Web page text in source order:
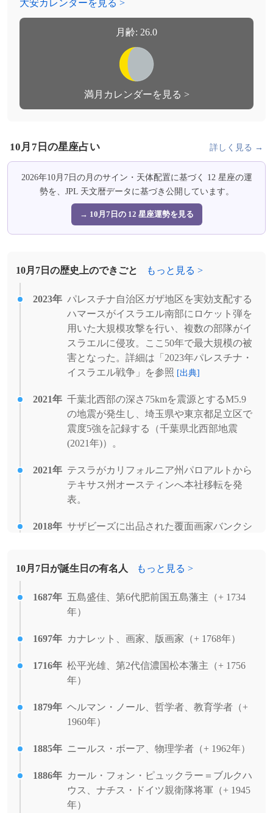
大安カレンダーを見る >
月齢: 26.0
満月カレンダーを見る >
10月7日の星座占い 詳しく見る →
2026年10月7日の月のサイン・天体配置に基づく 12 星座の運
勢を、JPL 天文暦データに基づき公開しています。
→ 10月7日の 12 星座運勢を見る
10月7日の歴史上のできごと もっと見る >
2023年 パレスチナ自治区ガザ地区を実効支配する
ハマースがイスラエル南部にロケット弾を
用いた大規模攻撃を行い、複数の部隊がイ
スラエルに侵攻。ここ50年で最大規模の被
害となった。詳細は「2023年パレスチナ・
イスラエル戦争」を参照 [出典]
2021年 千葉北西部の深さ75kmを震源とするM5.9
の地震が発生し、埼玉県や東京都足立区で
震度5強を記録する（千葉県北西部地震
(2021年)）。
2021年 テスラがカリフォルニア州パロアルトから
テキサス州オースティンへ本社移転を発
表。
2018年 サザビーズに出品された覆面画家バンクシ
額縁に仕込んだシュレッダーによってその
コロンビアのフアン・マヌエル・サントス
により、赤﨑勇、天野浩、中村修二のノー
ベル物理学賞の同時受賞が決定。
2011年 プロ野球のオーナー会議にて、翌年度から
の日本代表の常設が合意。
2008年 約20時間前に発見された小惑星2008 TC3が
た初の事例。
福岡ソフトバンクホークス監督の王貞治が
10月7日が誕生日の有名人 もっと見る >
1687年 五島盛佳、第6代肥前国五島藩主（+ 1734
年）
1697年 カナレット、画家、版画家（+ 1768年）
1716年 松平光雄、第2代信濃国松本藩主（+ 1756
年）
1879年 ヘルマン・ノール、哲学者、教育学者（+
1960年）
1885年 ニールス・ボーア、物理学者（+ 1962年）
1886年 カール・フォン・ピュックラー＝ブルクハ
ウス、ナチス・ドイツ親衛隊将軍（+ 1945
年）